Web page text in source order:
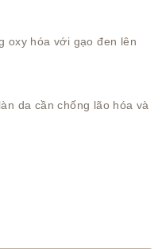
oxy hóa với gạo đen lên
da cần chống lão hóa và